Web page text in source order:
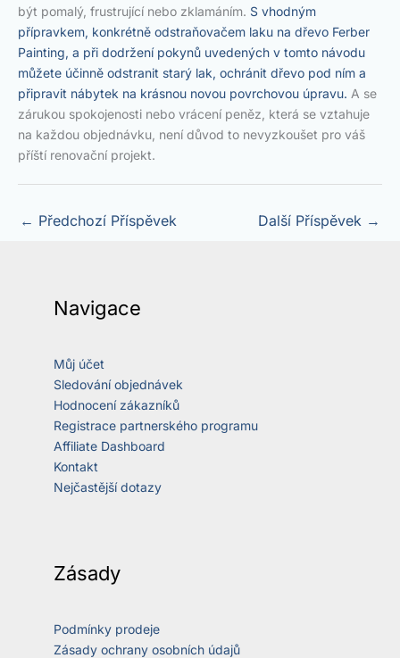
být pomalý, frustrující nebo zklamáním. S vhodným
přípravkem, konkrétně odstraňovačem laku na dřevo Ferber
Painting, a při dodržení pokynů uvedených v tomto návodu
můžete účinně odstranit starý lak, ochránit dřevo pod ním a
připravit nábytek na krásnou novou povrchovou úpravu. A se
zárukou spokojenosti nebo vrácení peněz, která se vztahuje
na každou objednávku, není důvod to nevyzkoušet pro váš
příští renovační projekt.
← Předchozí Příspěvek Další Příspěvek →
Navigace
Můj účet
Sledování objednávek
Hodnocení zákazníků
Registrace partnerského programu
Affiliate Dashboard
Kontakt
Nejčastější dotazy
Zásady
Podmínky prodeje
Zásady ochrany osobních údajů